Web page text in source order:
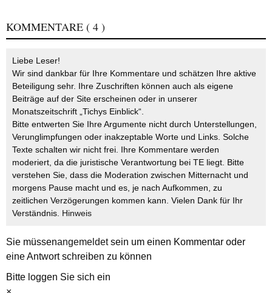
KOMMENTARE ( 4 )
Liebe Leser!
Wir sind dankbar für Ihre Kommentare und schätzen Ihre aktive
Beteiligung sehr. Ihre Zuschriften können auch als eigene
Beiträge auf der Site erscheinen oder in unserer
Monatszeitschrift „Tichys Einblick“.
Bitte entwerten Sie Ihre Argumente nicht durch Unterstellungen,
Verunglimpfungen oder inakzeptable Worte und Links. Solche
Texte schalten wir nicht frei. Ihre Kommentare werden
moderiert, da die juristische Verantwortung bei TE liegt. Bitte
verstehen Sie, dass die Moderation zwischen Mitternacht und
morgens Pause macht und es, je nach Aufkommen, zu
zeitlichen Verzögerungen kommen kann. Vielen Dank für Ihr
Verständnis. Hinweis
Sie müssenangemeldetsein um einen Kommentar oder
eine Antwort schreiben zu können
Bitte loggen Sie sich ein